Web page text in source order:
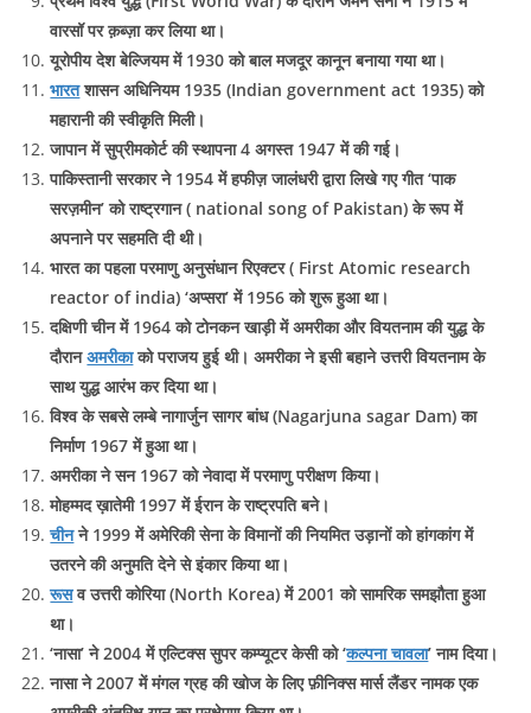
वारसॉ पर क़ब्ज़ा कर लिया था।
यूरोपीय देश बेल्जियम में 1930 को बाल मजदूर कानून बनाया गया था।
भारतशासन अधिनियम 1935 (Indian government act 1935) को
महारानी की स्वीकृति मिली।
जापान में सुप्रीमकोर्ट की स्‍थापना 4 अगस्त 1947 में की गई।
पाकिस्तानी सरकार ने 1954 में हफीज़ जालंधरी द्वारा लिखे गए गीत ‘पाक
सरज़मीन’ को राष्ट्रगान ( national song of Pakistan) के रूप में
अपनाने पर सहमति दी थी।
भारत का पहला परमाणु अनुसंधान रिएक्टर ( First Atomic research
reactor of india) ‘अप्सरा’ में 1956 को शुरू हुआ था।
दक्षिणी चीन में 1964 को टोनकन खाड़ी में अमरीका और वियतनाम की युद्ध के
दौरानअमरीकाको पराजय हुई थी। अमरीका ने इसी बहाने उत्तरी वियतनाम के
साथ युद्ध आरंभ कर दिया था।
विश्व के सबसे लम्बे नागार्जुन सागर बांध (Nagarjuna sagar Dam) का
निर्माण 1967 में हुआ था।
अमरीका ने सन 1967 को नेवादा में परमाणु परीक्षण किया।
मोहम्मद ख़ातेमी 1997 में ईरान के राष्ट्रपति बने।
चीनने 1999 में अमेरिकी सेना के विमानों की नियमित उड़ानों को हांगकांग में
उतरने की अनुमति देने से इंकार किया था।
रूसव उत्तरी कोरिया (North Korea) में 2001 को सामरिक समझौता हुआ
था।
‘नासा’ ने 2004 में एल्टिक्स सुपर कम्प्यूटर केसी को ‘कल्पना चावला’ नाम दिया।
नासा ने 2007 में मंगल ग्रह की खोज के लिए फ़ीनिक्स मार्स लैंडर नामक एक